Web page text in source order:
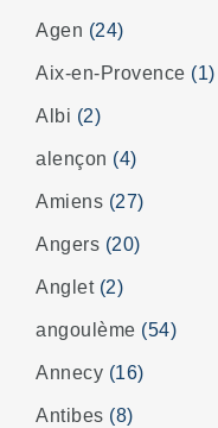
Agen (24)
Aix-en-Provence (1)
Albi (2)
alençon (4)
Amiens (27)
Angers (20)
Anglet (2)
angoulème (54)
Annecy (16)
Antibes (8)